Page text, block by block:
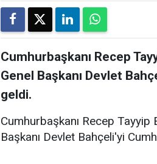
Cumhurbaşkanı Recep
Genel Başkanı Devlet
geldi.
Cumhurbaşkanı Recep
Başkanı Devlet Bahçeli'yi